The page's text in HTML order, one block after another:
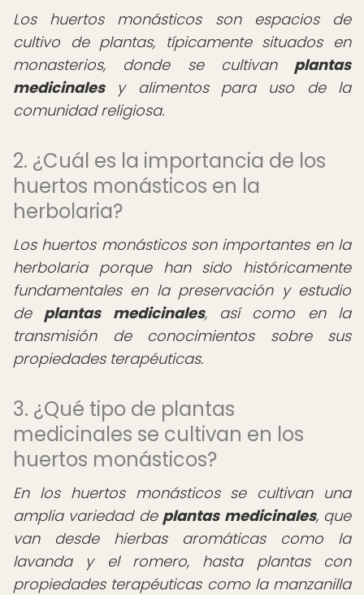
Los huertos monásticos son espacios de
cultivo de plantas, típicamente situados en
monasterios, donde se cultivan plantas
medicinalesy alimentos para uso de la
comunidad religiosa.
2. ¿Cuál es la importancia de los
huertos monásticos en la
herbolaria?
Los huertos monásticos son importantes en la
herbolaria porque han sido históricamente
fundamentales en la preservación y estudio
de plantas medicinales, así como en la
transmisión de conocimientos sobre sus
propiedades terapéuticas.
3. ¿Qué tipo de plantas
medicinales se cultivan en los
huertos monásticos?
En los huertos monásticos se cultivan una
amplia variedad de plantas medicinales, que
van desde hierbas aromáticas como la
lavanda y el romero, hasta plantas con
propiedades terapéuticas como la manzanilla